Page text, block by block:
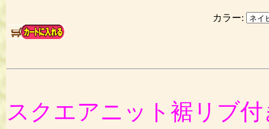
カラー:
スクエアニット裾リブ